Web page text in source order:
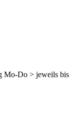
Mo-Do > jeweils bis